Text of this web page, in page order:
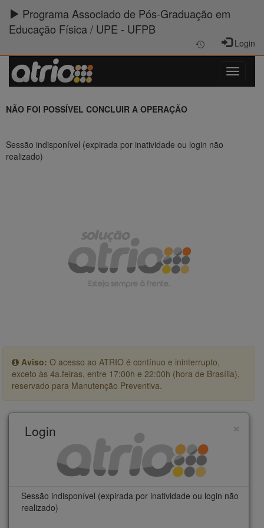
Programa Associado de Pós-Graduação em
Educação Física / UPE - UFPB
Login
NÃO FOI POSSÍVEL CONCLUIR A OPERAÇÃO
Sessão indisponível (expirada por inatividade ou login não
realizado)
Aviso: O acesso ao ATRIO é contínuo e ininterrupto,
exceto às 4a.feiras, entre 17:00h e 22:00h (hora de Brasília),
reservado para Manutenção Preventiva.
×
Login
Sessão indisponível (expirada por inatividade ou login não
realizado)